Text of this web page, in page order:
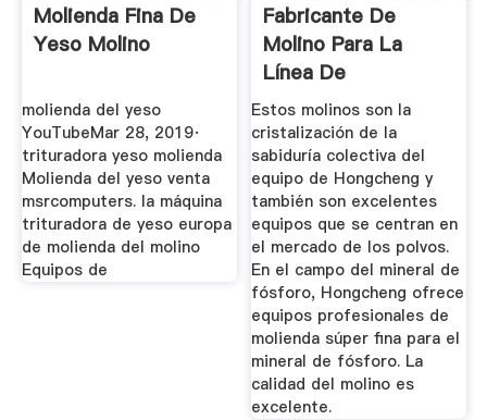
Molienda Fina De
Yeso Molino
molienda del yeso
YouTubeMar 28, 2019·
trituradora yeso molienda
Molienda del yeso venta
msrcomputers. la máquina
trituradora de yeso europa
de molienda del molino
Equipos de
Fabricante De
Molino Para La
Línea De
Producción De ...
Estos molinos son la
cristalización de la
sabiduría colectiva del
equipo de Hongcheng y
también son excelentes
equipos que se centran en
el mercado de los polvos.
En el campo del mineral de
fósforo, Hongcheng ofrece
equipos profesionales de
molienda súper fina para el
mineral de fósforo. La
calidad del molino es
excelente.